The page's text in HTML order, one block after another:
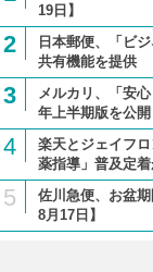
19日】
2
日本郵便、「ビ
共有機能を提供
3
メルカリ、「安
年上半期版を公開
4
楽天とジェイフ
薬指導」普及定
5
佐川急便、お盆
8月17日】